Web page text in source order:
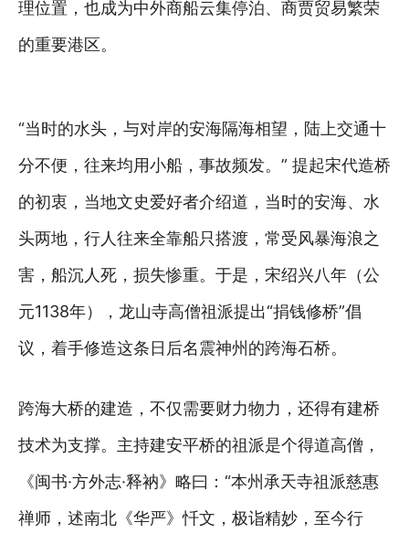
理位置，也成为中外商船云集停泊、商贾贸易繁荣
的重要港区。
“当时的水头，与对岸的安海隔海相望，陆上交通十
分不便，往来均用小船，事故频发。” 提起宋代造桥
的初衷，当地文史爱好者介绍道，当时的安海、水
头两地，行人往来全靠船只搭渡，常受风暴海浪之
害，船沉人死，损失惨重。于是，宋绍兴八年（公
元1138年），龙山寺高僧祖派提出“捐钱修桥”倡
议，着手修造这条日后名震神州的跨海石桥。
跨海大桥的建造，不仅需要财力物力，还得有建桥
技术为支撑。主持建安平桥的祖派是个得道高僧，
《闽书·方外志·释衲》略曰：“本州承天寺祖派慈惠
禅师，述南北《华严》忏文，极诣精妙，至今行